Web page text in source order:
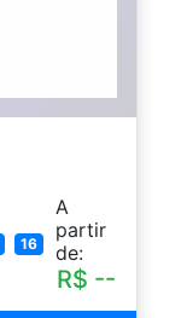
16
A
partir
de:
R$ --